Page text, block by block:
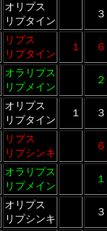
オリプス
リプタイン
３
リプス
リプタイン
１ ６
オラリプス
リプメイン
２
オリプス
リプタイン
１ ３
リプス
リプシンキ
６
オラリプス
リプメイン
１
オリプス
リプシンキ
３